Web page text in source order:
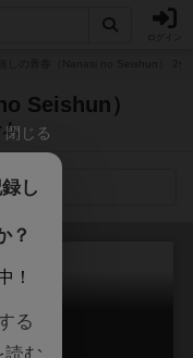
Seishun）
ク
閉じる
し
？
！
る